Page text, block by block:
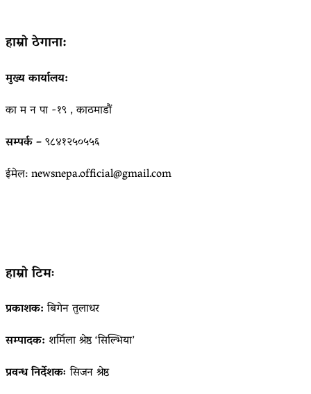
हाम्रो ठेगाना:
मुख्य कार्यालय:
का म न पा -१९ , काठमाडौं
सम्पर्क –९८४१२५०५५६
ईमेल: newsnepa.official@gmail.com
हाम्रो टिमः
प्रकाशक:बिगेन तुलाधर
सम्पादक: शर्मिला श्रेष्ठ ‘सिल्भिया’
प्रवन्ध निर्देशकःसिजन श्रेष्ठ